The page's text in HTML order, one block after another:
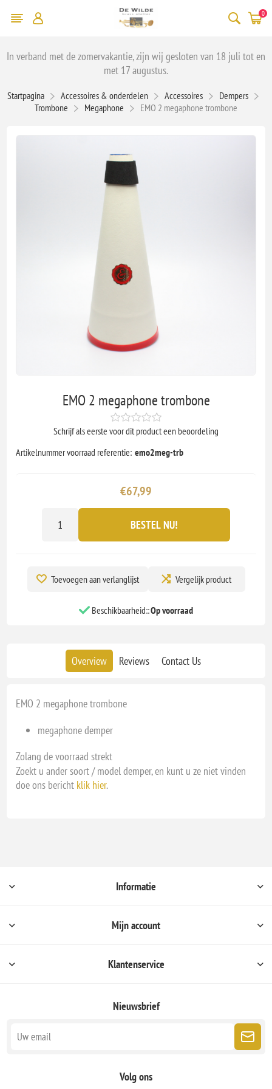
0
In verband met de zomervakantie, zijn wij gesloten van 18 juli tot en
met 17 augustus.
Startpagina Accessoires & onderdelen Accessoires
Dempers
Trombone
Megaphone EMO 2 megaphone trombone
EMO 2 megaphone trombone
Schrijf als eerste voor dit product een beoordeling
Artikelnummer voorraad referentie: emo2meg-trb
€67,99
BESTEL NU!
Toevoegen aan verlanglijst Vergelijk product
Beschikbaarheid::Op voorraad
Overview Reviews Contact Us
EMO 2 megaphone trombone
megaphone demper
Zolang de voorraad strekt
Zoekt u ander soort / model demper, en kunt u ze niet vinden
doe ons bericht klik hier.
Informatie
Mijn account
Klantenservice
Nieuwsbrief
Volg ons